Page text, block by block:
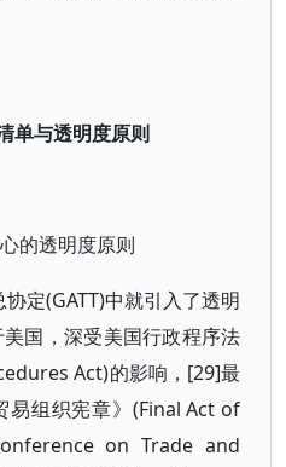
单与透明度原则
的透明度原则
定(GATT)中就引入了透明
国，深受美国行政程序法
Act)的影响，[29]最
易组织宪章》(Final Act of
on Trade and